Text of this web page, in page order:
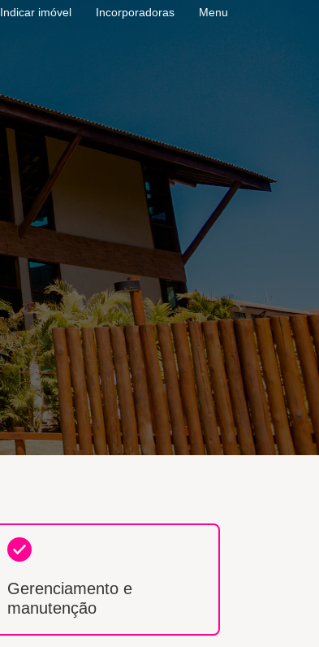
Indicar imóvel Incorporadoras Menu
Gerenciamento e
manutenção